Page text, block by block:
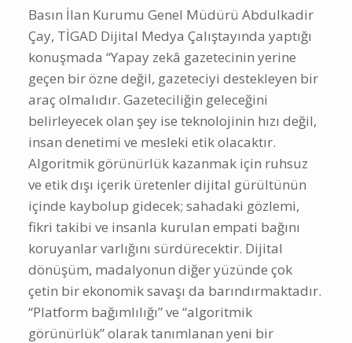
Basın İlan Kurumu Genel Müdürü Abdulkadir
Çay, TİGAD Dijital Medya Çalıştayında yaptığı
konuşmada “Yapay zekâ gazetecinin yerine
geçen bir özne değil, gazeteciyi destekleyen bir
araç olmalıdır. Gazeteciliğin geleceğini
belirleyecek olan şey ise teknolojinin hızı değil,
insan denetimi ve mesleki etik olacaktır.
Algoritmik görünürlük kazanmak için ruhsuz
ve etik dışı içerik üretenler dijital gürültünün
içinde kaybolup gidecek; sahadaki gözlemi,
fikri takibi ve insanla kurulan empati bağını
koruyanlar varlığını sürdürecektir. Dijital
dönüşüm, madalyonun diğer yüzünde çok
çetin bir ekonomik savaşı da barındırmaktadır.
“Platform bağımlılığı” ve “algoritmik
görünürlük” olarak tanımlanan yeni bir